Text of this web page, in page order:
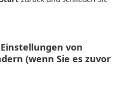
von
(wenn Sie es zuvor